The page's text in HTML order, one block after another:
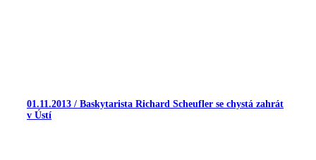
01.11.2013 / Baskytarista Richard Scheufler se chystá zahrát
v Ústí